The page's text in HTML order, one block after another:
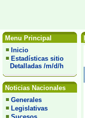
Menu Principal
Inicio
Estadísticas sitio
Detalladas /m/d/h
Noticias Nacionales
Generales
Legislativas